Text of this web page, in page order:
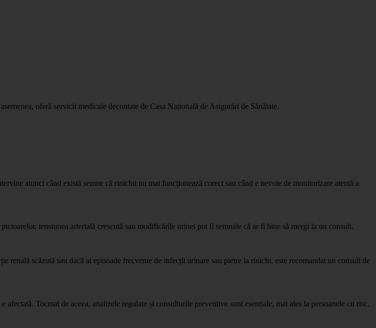
oferă servicii medicale decontate de Casa Națională de Asigurări de Sănătate.
atunci când există semne că rinichii nu mai funcționează corect sau când e nevoie de monitorizare atentă a
tensiunea arterială crescută sau modificările urinei pot fi semnale că ar fi bine să mergi la un consult.
renală scăzută sau dacă ai episoade frecvente de infecții urinare sau pietre la rinichi, este recomandat un consult de
Tocmai de aceea, analizele regulate și consulturile preventive sunt esențiale, mai ales la persoanele cu risc.